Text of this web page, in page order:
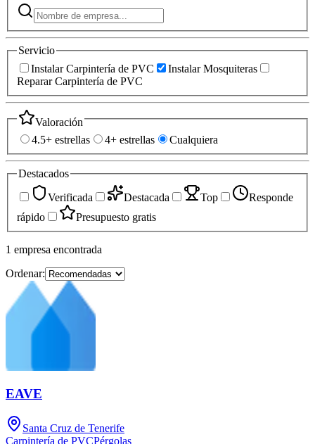
Servicio
Instalar Carpintería de PVC
Instalar Mosquiteras
Reparar Carpintería de PVC
Valoración
4.5+ estrellas
4+ estrellas Cualquiera
Destacados
Verificada
Destacada Top
Responde
rápido
Presupuesto gratis
1 empresa encontrada
Ordenar:
EAVE
Santa Cruz de Tenerife
Carpintería de PVCPérgolas